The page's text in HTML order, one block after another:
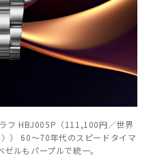
フ HBJ005P（111,100円／世界
） 60～70年代のスピードタイマ
ルもパープルで統一。